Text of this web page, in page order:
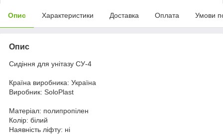
Опис Характеристики Доставка Оплата Умови
Опис
Сидіння для унітазу СУ-4
Країна виробника: Україна
Виробник: SoloPlast
Матеріал: полипропілен
Колір: білий
Наявність ліфту: ні